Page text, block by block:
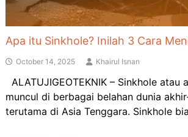
Apa itu Sinkhole? Inilah 3 Cara
October 14, 2025 Khairul Isnan
ALATUJIGEOTEKNIK – Sinkhole atau
muncul di berbagai belahan dunia
terutama di Asia Tenggara. Sinkhole